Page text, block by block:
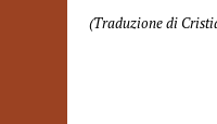
(Traduzione di